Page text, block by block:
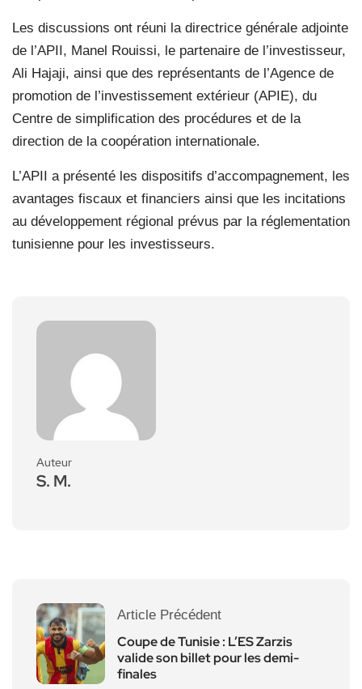
Les discussions ont réuni la directrice générale adjointe
de l’APII, Manel Rouissi, le partenaire de l’investisseur,
Ali Hajaji, ainsi que des représentants de l’Agence de
promotion de l’investissement extérieur (APIE), du
Centre de simplification des procédures et de la
direction de la coopération internationale.
L’APII a présenté les dispositifs d’accompagnement, les
avantages fiscaux et financiers ainsi que les incitations
au développement régional prévus par la réglementation
tunisienne pour les investisseurs.
Auteur
S. M.
Article Précédent
Coupe de Tunisie : L’ES Zarzis
valide son billet pour les demi-
finales